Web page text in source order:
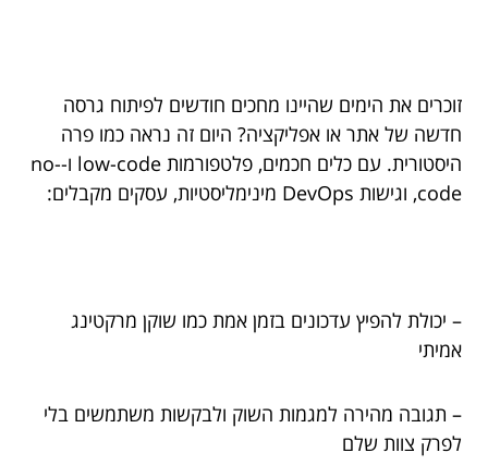
זוכרים את הימים שהיינו מחכים חודשים לפיתוח גרסה
חדשה של אתר או אפליקציה? היום זה נראה כמו פרה
היסטורית. עם כלים חכמים, פלטפורמות low-code ו-no-
code, וגישות DevOps מינימליסטיות, עסקים מקבלים:
– יכולת להפיץ עדכונים בזמן אמת כמו שוקן מרקטינג
אמיתי
– תגובה מהירה למגמות השוק ולבקשות משתמשים בלי
לפרק צוות שלם